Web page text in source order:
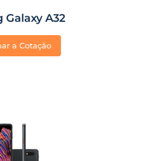
Galaxy A32
a Cotação